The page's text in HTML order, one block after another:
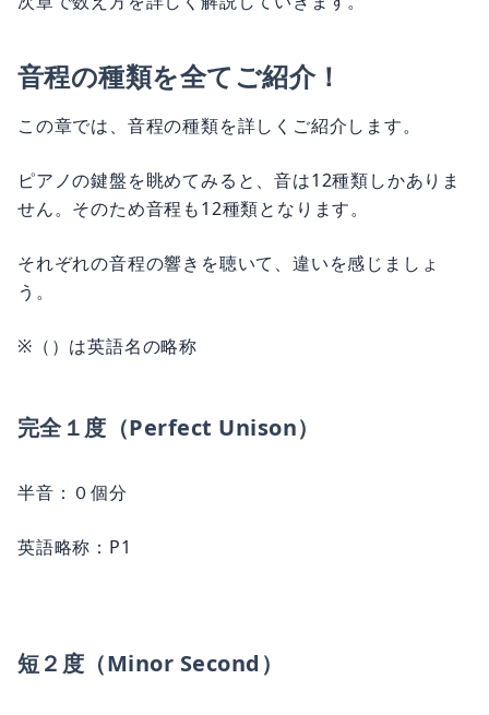
音程の種類を全てご紹介！
この章では、音程の種類を詳しくご紹介します。
ピアノの鍵盤を眺めてみると、音は12種類しかありま
せん。そのため音程も12種類となります。
それぞれの音程の響きを聴いて、違いを感じましょ
う。
※（）は英語名の略称
完全１度（Perfect Unison）
半音：０個分
英語略称：P1
短２度（Minor Second）